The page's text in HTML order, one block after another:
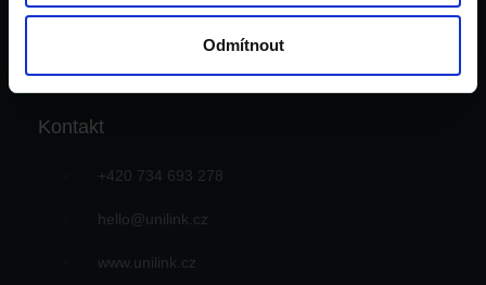
Odmítnout
Blog
Kontakt
+420 734 693 278
hello@unilink.cz
www.unilink.cz